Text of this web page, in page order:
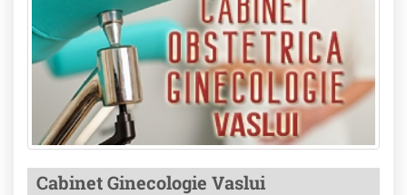
Cabinet Ginecologie Vaslui